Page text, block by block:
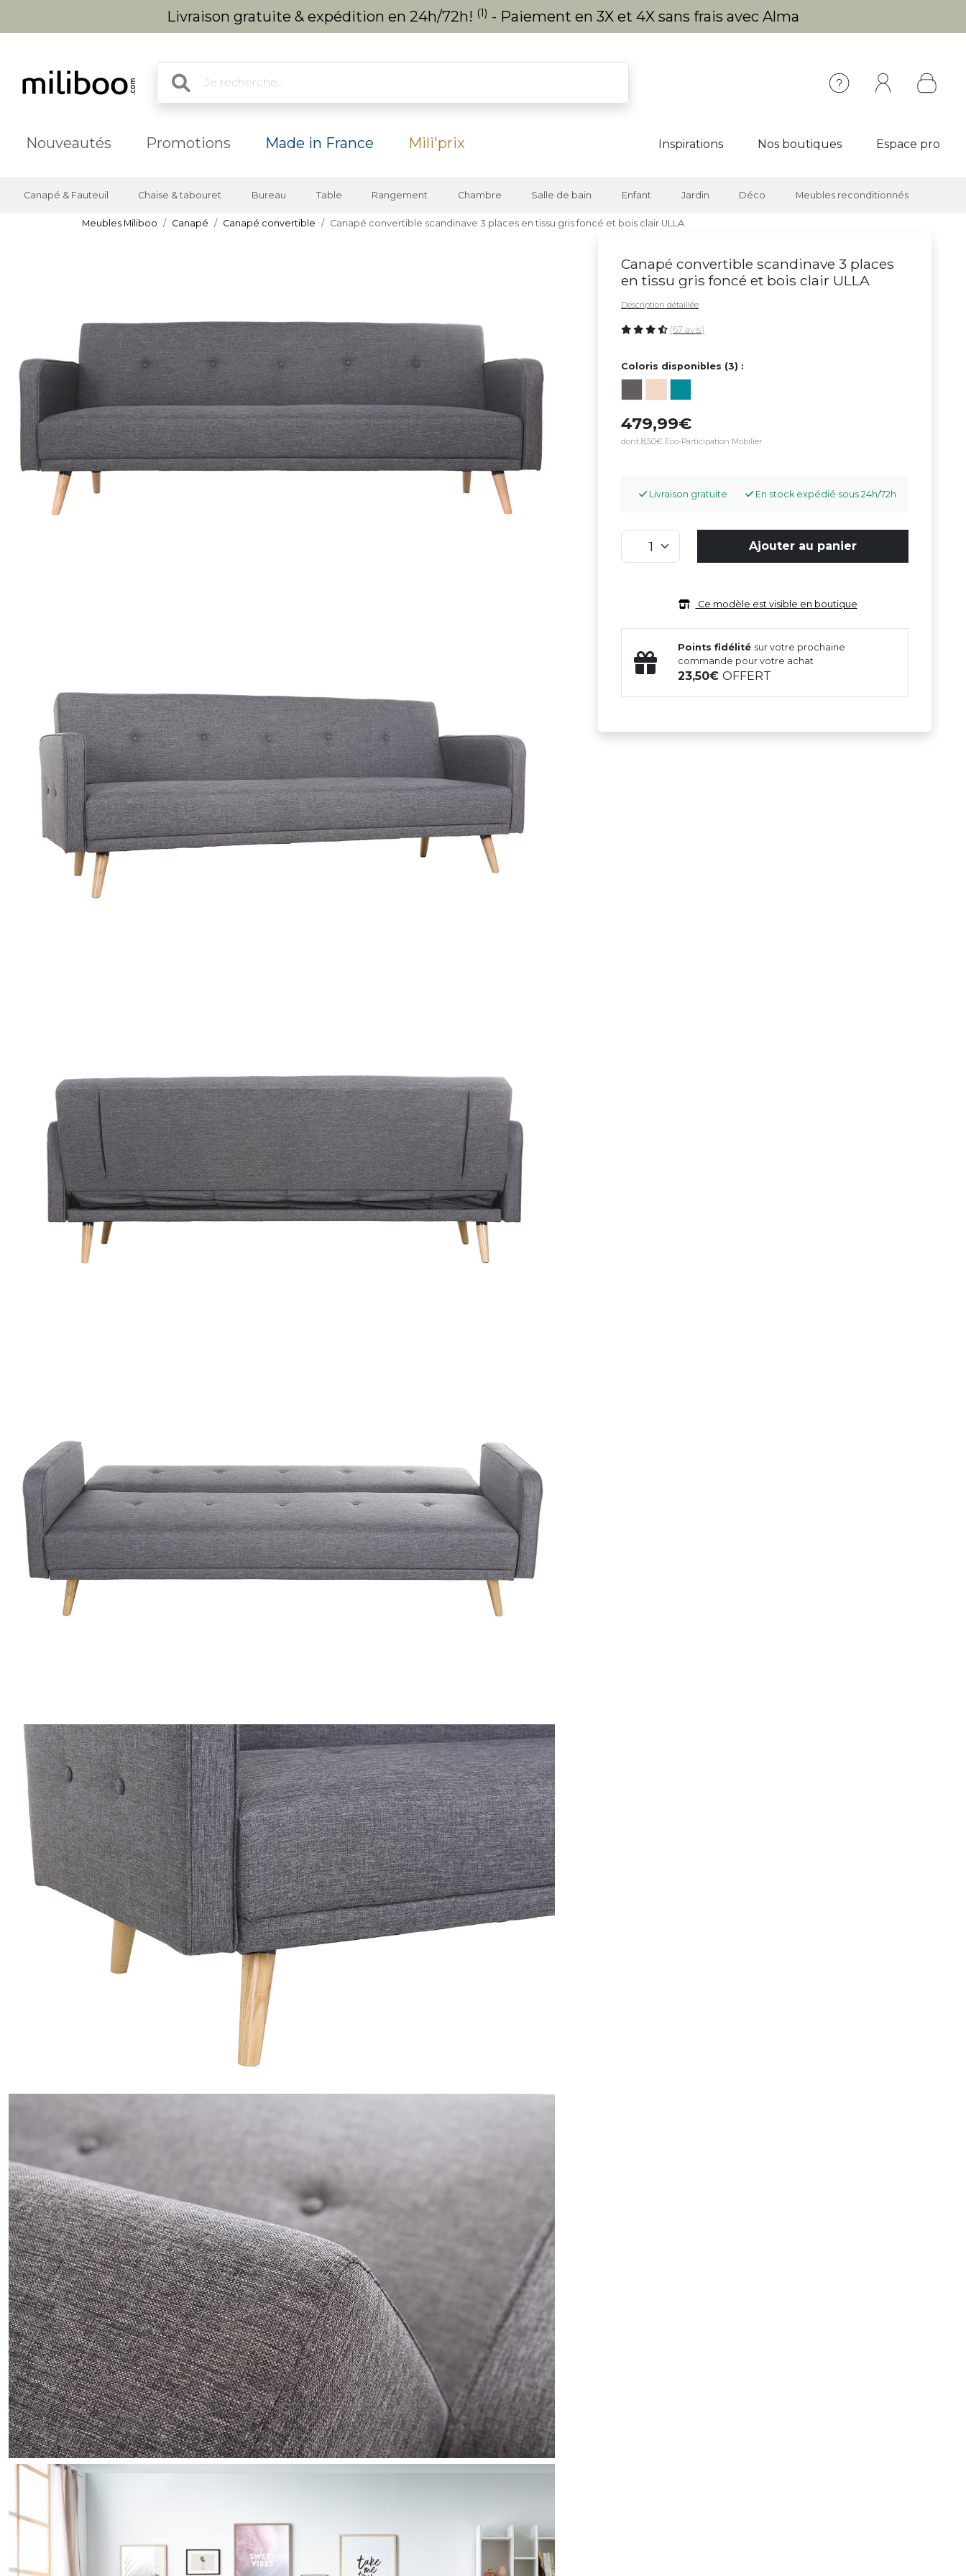
Livraison gratuite & expédition en 24h/72h! (1) - Paiement en 3X et 4X sans frais avec Alma
Nouveautés Promotions Made in France Mili'prix Inspirations Nos boutiques Espace pro
Canapé & Fauteuil Chaise & tabouret Bureau Table Rangement Chambre Salle de bain Enfant Jardin Déco Meubles reconditionnés
Meubles Miliboo Canapé Canapé convertible Canapé convertible scandinave 3 places en tissu gris foncé et bois clair ULLA
Canapé convertible scandinave 3 places
en tissu gris foncé et bois clair ULLA
Description détaillée
(67 avis)
Coloris disponibles (3) :
479,99
dont 8,50€ Eco-Participation Mobilier
Livraison gratuite En stock expédié sous 24h/72h
Ajouter au panier
Ce modèle est visible en boutique
Points fidélité sur votre prochaine
commande pour votre achat
23,50OFFERT